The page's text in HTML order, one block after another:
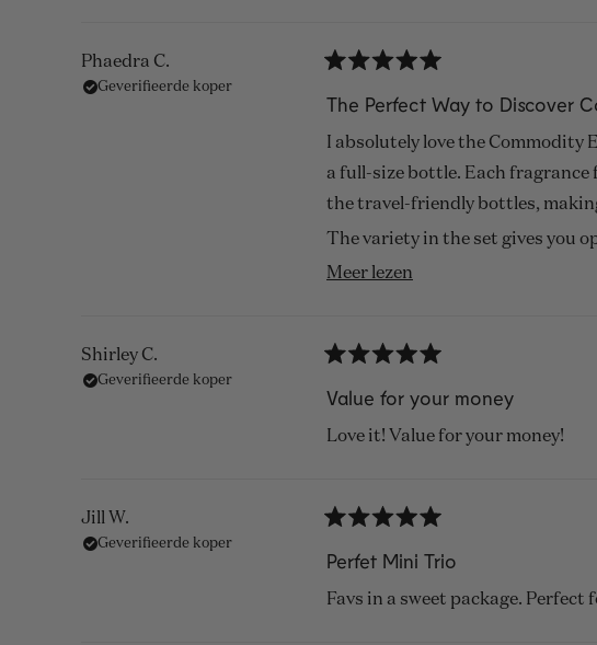
Phaedra C.
Geverifieerde koper
met
5
van
de
5
The Perfect Way to Discover
I absolutely love the
a full-size bottle. Each
the travel-friendly bottles,
The variety in the set gives you
sophisticated. If you’re curious
Meer lezen
deze
beoordeling
Shirley C.
Geverifieerde koper
met
5
van
de
Value for your money
Love it! Value for your money!
Jill W.
Geverifieerde koper
met
5
van
de
Perfet Mini Trio
Favs in a sweet package. Perfect